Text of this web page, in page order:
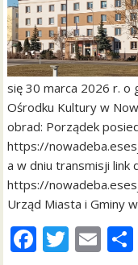
się 30 marca 2026 r. o
Ośrodku Kultury w
obrad: Porządek
https://
a w dniu transmisji link
https://
Urząd Miasta i Gminy
F T E